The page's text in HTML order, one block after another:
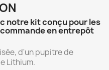
notre kit conçu pour les
en entrepôt
d'un pupitre de
Lithium.